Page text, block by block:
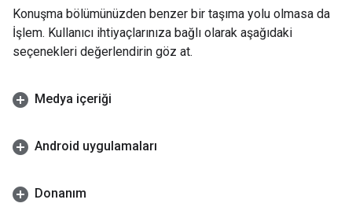
Konuşma bölümünüzden benzer bir taşıma yolu olmasa da
İşlem. Kullanıcı ihtiyaçlarınıza bağlı olarak aşağıdaki
seçenekleri değerlendirin göz at.
Medya içeriği
Android uygulamaları
Donanım